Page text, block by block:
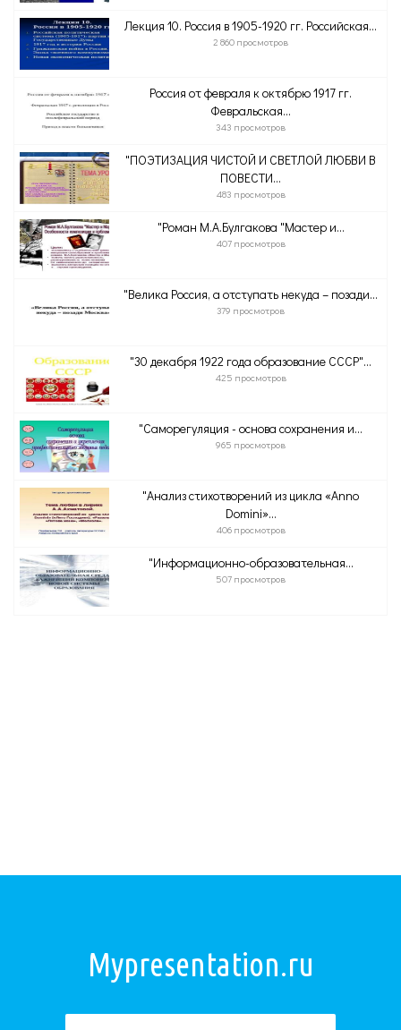
Лекция 10. Россия в 1905-1920 гг. Российская...
2 860 просмотров
Россия от февраля к октябрю 1917 гг.
Февральская...
343 просмотров
"ПОЭТИЗАЦИЯ ЧИСТОЙ И СВЕТЛОЙ ЛЮБВИ В
ПОВЕСТИ...
483 просмотров
"Роман М.А.Булгакова "Мастер и...
407 просмотров
"Велика Россия, а отступать некуда – позади...
379 просмотров
"30 декабря 1922 года образование СССР"...
425 просмотров
"Саморегуляция - основа сохранения и...
965 просмотров
"Анализ стихотворений из цикла «Anno
Domini»...
406 просмотров
"Информационно-образовательная...
507 просмотров
Mypresentation.ru